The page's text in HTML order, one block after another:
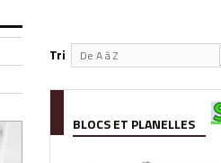
Tri De A à Z
BLOCS ET PLANELLES